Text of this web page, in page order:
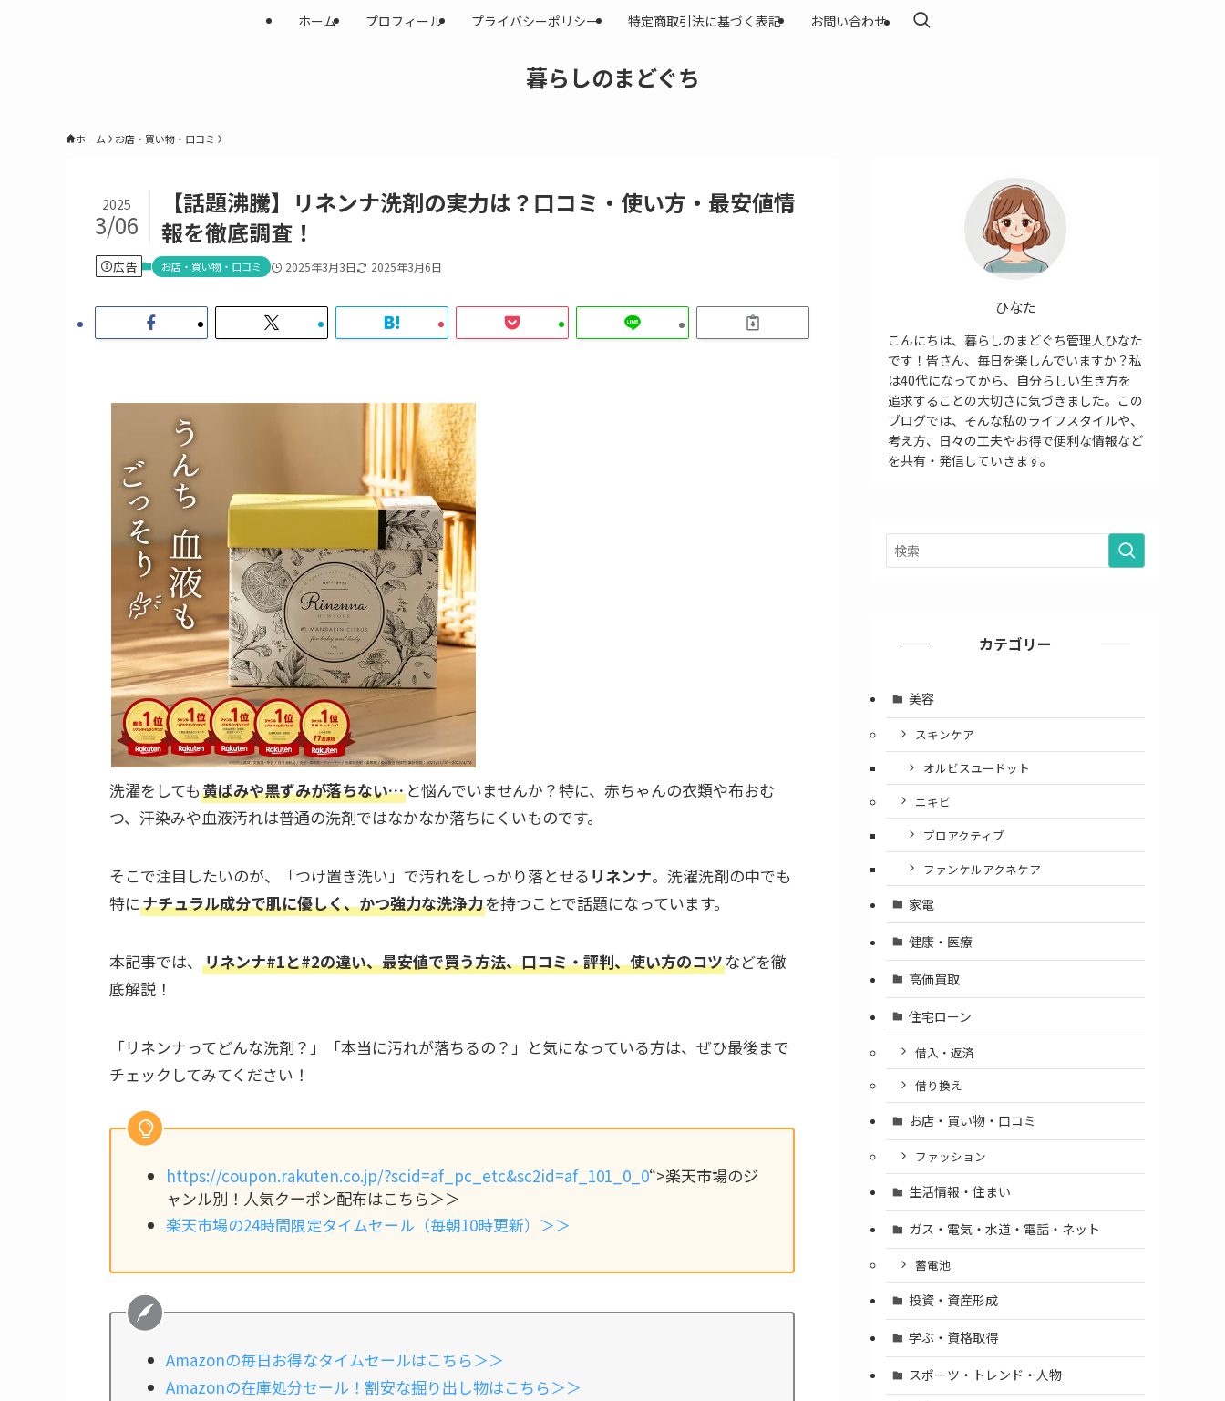
暮らしのまどぐち
ホーム プロフィール プライバシーポリシー 特定商取引法に基づく表記 お問い合わせ
ホーム お店・買い物・口コミ
【話題沸騰】リネンナ洗剤の実力は？口コミ・使い方・最安値情
報を徹底調査！
2025
3/06
広告 お店・買い物・口コミ 2025年3月3日 2025年3月6日
洗濯をしても黄ばみや黒ずみが落ちない… と悩んでいませんか？特に、赤ちゃんの衣類や布おむ
つ、汗染みや血液汚れは普通の洗剤ではなかなか落ちにくいものです。
そこで注目したいのが、「つけ置き洗い」で汚れをしっかり落とせる リネンナ。洗濯洗剤の中でも
特にナチュラル成分で肌に優しく、かつ強力な洗浄力を持つことで話題になっています。
本記事では、 リネンナ#1と#2の違い、最安値で買う方法、口コミ・評判、使い方のコツなどを徹
底解説！
「リネンナってどんな洗剤？」「本当に汚れが落ちるの？」と気になっている方は、ぜひ最後まで
チェックしてみてください！
https://coupon.rakuten.co.jp/?scid=af_pc_etc&sc2id=af_101_0_0“>楽天市場のジ
ャンル別！人気クーポン配布はこちら＞＞
楽天市場の24時間限定タイムセール（毎朝10時更新）＞＞
Amazonの毎日お得なタイムセールはこちら＞＞
Amazonの在庫処分セール！割安な掘り出し物はこちら＞＞
ひなた
こんにちは、暮らしのまどぐち管理人ひなた
です！皆さん、毎日を楽しんでいますか？私
は40代になってから、自分らしい生き方を
追求することの大切さに気づきました。この
ブログでは、そんな私のライフスタイルや、
考え方、日々の工夫やお得で便利な情報など
を共有・発信していきます。
カテゴリー
美容
スキンケア
オルビスユードット
ニキビ
プロアクティブ
ファンケルアクネケア
家電
健康・医療
高価買取
住宅ローン
借入・返済
借り換え
お店・買い物・口コミ
ファッション
生活情報・住まい
ガス・電気・水道・電話・ネット
蓄電池
投資・資産形成
学ぶ・資格取得
スポーツ・トレンド・人物